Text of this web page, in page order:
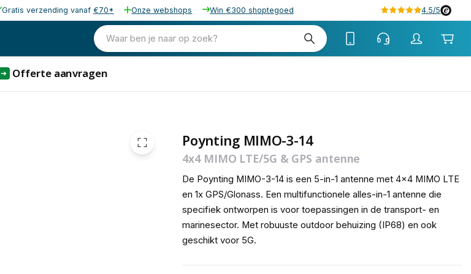
Gratis verzending vanaf €70* Onze webshops Win €300 shoptegoed 4.5/5
Waar ben je naar op zoek?
➜ Offerte aanvragen
Poynting MIMO-3-14
4x4 MIMO LTE/5G & GPS antenne
De Poynting MIMO-3-14 is een 5-in-1 antenne met 4x4 MIMO LTE
en 1x GPS/Glonass. Een multifunctionele alles-in-1 antenne die
specifiek ontworpen is voor toepassingen in de transport- en
marinesector. Met robuuste outdoor behuizing (IP68) en ook
geschikt voor 5G.
239,00 excl. btw
289,19 incl. btw